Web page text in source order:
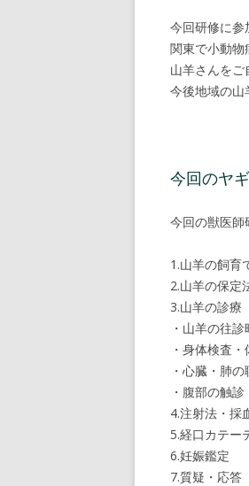
今回研修に参
関東で小動物
山羊さんをご
今後地域の山
今回のヤ
今回の獣医師
1.山羊の飼育
2.山羊の保定
3.山羊の診療
・山羊の往
・身体検査
・心臓・肺の
・腹部の触
4.注射法・採
5.経口カテー
6.妊娠鑑定
7.質疑・応答